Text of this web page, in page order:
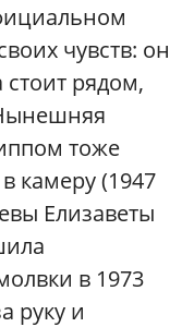
чувств: он
стоит рядом,
тоже
камеру (1947
Елизаветы
в 1973
руку и